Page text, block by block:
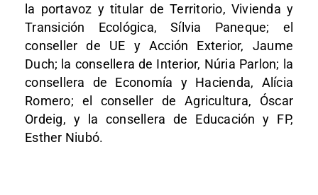
la portavoz y titular de Territorio, Vivienda y
Transición Ecológica, Sílvia Paneque; el
conseller de UE y Acción Exterior, Jaume
Duch; la consellera de Interior, Núria Parlon; la
consellera de Economía y Hacienda, Alícia
Romero; el conseller de Agricultura, Óscar
Ordeig, y la consellera de Educación y FP,
Esther Niubó.